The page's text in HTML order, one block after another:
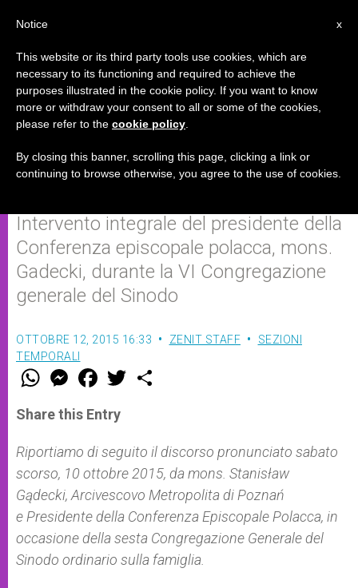
"Non abbiamo nessun potere di
cambiare la dottrina della
Chiesa"
Intervento integrale del presidente della
Conferenza episcopale polacca, mons.
Gadecki, durante la VI Congregazione
generale del Sinodo
OTTOBRE 12, 2015 16:33 ZENIT STAFF
SEZIONI
TEMPORALI
W
t
s
p
p
M
e
s
e
g
e
r
F
a
e
b
o
k
w
r
Share this Entry
Riportiamo di seguito il discorso pronunciato sabato
scorso, 10 ottobre 2015, da mons. Stanisław
Gądecki, Arcivescovo Metropolita di Poznań
e Presidente della Conferenza Episcopale Polacca, in
occasione della sesta Congregazione Generale del
Sinodo ordinario sulla famiglia.
x
Notice
This website or its third party tools use cookies, which are
necessary to its functioning and required to achieve the
purposes illustrated in the cookie policy. If you want to know
more or withdraw your consent to all or some of the cookies,
please refer to the cookie policy
By closing this banner, scrolling this page, clicking a link or
continuing to browse otherwise, you agree to the use of cookies.